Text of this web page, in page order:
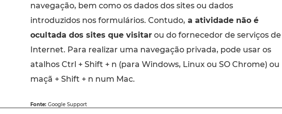
navegação, bem como os dados dos sites ou dados
introduzidos nos formulários. Contudo, a atividade não é
ocultada dos sites que visitarou do fornecedor de serviços de
Internet. Para realizar uma navegação privada, pode usar os
atalhos Ctrl + Shift + n (para Windows, Linux ou SO Chrome) ou
maçã + Shift + n num Mac.
Fonte:Google Support